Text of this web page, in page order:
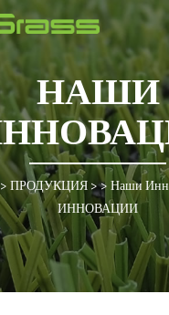
НАШИ
ПРОДУКЦИЯ> > Наши
ИННОВАЦИИ